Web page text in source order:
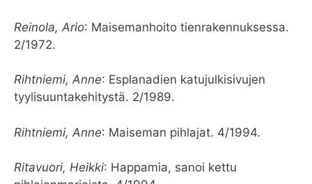
Reinola, Ario: Maisemanhoito tienrakennuksessa.
2/1972.
Rihtniemi, Anne: Esplanadien katujulkisivujen
tyylisuuntakehitystä. 2/1989.
Rihtniemi, Anne: Maiseman pihlajat. 4/1994.
Ritavuori, Heikki: Happamia, sanoi kettu